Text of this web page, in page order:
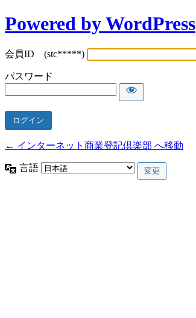
Powered by WordPress
会員ID (stc*****)
パスワード
← インターネット商業登記倶楽部 へ移動
言語